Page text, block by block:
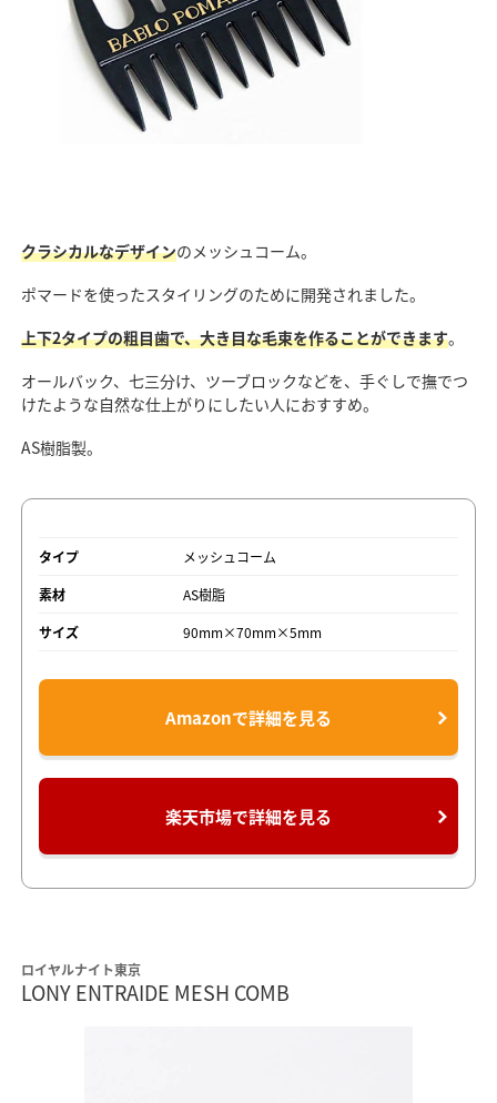
クラシカルなデザインのメッシュコーム。
ポマードを使ったスタイリングのために開発されました。
上下2タイプの粗目歯で、大き目な毛束を作ることができます。
オールバック、七三分け、ツーブロックなどを、手ぐしで撫でつ
けたような自然な仕上がりにしたい人におすすめ。
AS樹脂製。
タイプ
メッシュコーム
素材
AS樹脂
サイズ
90mm×70mm×5mm
Amazonで詳細を見る
楽天市場で詳細を見る
ロイヤルナイト東京
LONY ENTRAIDE MESH COMB